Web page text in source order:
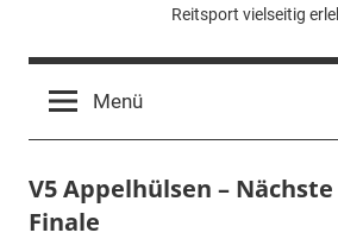
Reitsport vielseitig
Menü
V5 Appelhülsen –
Finale